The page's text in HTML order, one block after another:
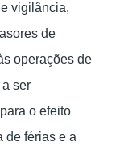
vigilância,
de
operações de
ser
o efeito
de férias e a